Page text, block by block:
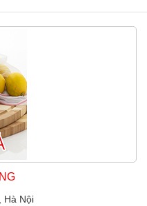
Hà Nội